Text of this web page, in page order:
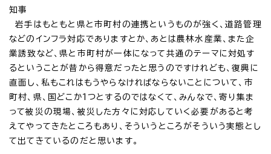
知事
岩手はもともと県と市町村の連携というものが強く、道路管理
などのインフラ対応でありますとか、あとは農林水産業、また企
業誘致など、県と市町村が一体になって共通のテーマに対処す
るということが昔から得意だったと思うのですけれども、復興に
直面し、私もこれはもうやらなければならないことについて、市
町村、県、国どこか1つとするのではなくて、みんなで、寄り集ま
って被災の現場、被災した方々に対応していく必要があると考
えてやってきたところもあり、そういうところがそういう実態とし
て出てきているのだと思います。